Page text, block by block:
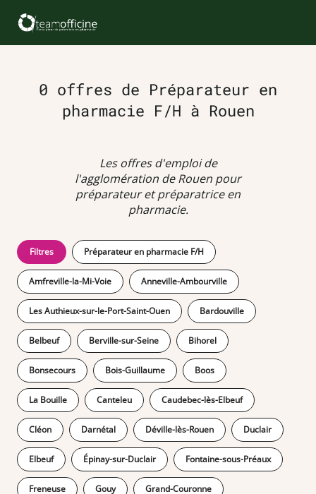
0 offres de Préparateur en
pharmacie F/H à Rouen
Les offres d'emploi de
l'agglomération de Rouen pour
préparateur et préparatrice en
pharmacie.
Filtres Préparateur en pharmacie F/H
Amfreville-la-Mi-Voie Anneville-Ambourville
Les Authieux-sur-le-Port-Saint-Ouen Bardouville
Belbeuf Berville-sur-Seine Bihorel
Bonsecours Bois-Guillaume Boos
La Bouille Canteleu Caudebec-lès-Elbeuf
Cléon Darnétal Déville-lès-Rouen Duclair
Elbeuf Épinay-sur-Duclair Fontaine-sous-Préaux
Freneuse Gouy Grand-Couronne